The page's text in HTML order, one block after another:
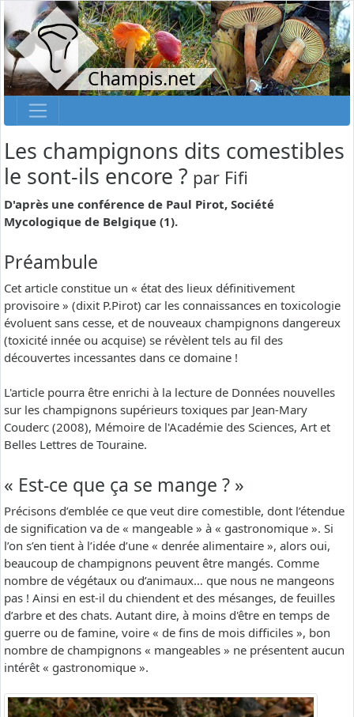
Champis.net
Les champignons dits comestibles
le sont-ils encore ? par Fifi
D'après une conférence de Paul Pirot, Société
Mycologique de Belgique (1).
Préambule
Cet article constitue un « état des lieux définitivement
provisoire » (dixit P.Pirot) car les connaissances en toxicologie
évoluent sans cesse, et de nouveaux champignons dangereux
(toxicité innée ou acquise) se révèlent tels au fil des
découvertes incessantes dans ce domaine !
L'article pourra être enrichi à la lecture de Données nouvelles
sur les champignons supérieurs toxiques par Jean-Mary
Couderc (2008), Mémoire de l'Académie des Sciences, Art et
Belles Lettres de Touraine.
« Est-ce que ça se mange ? »
Précisons d’emblée ce que veut dire comestible, dont l’étendue
de signification va de « mangeable » à « gastronomique ». Si
l’on s’en tient à l’idée d’une « denrée alimentaire », alors oui,
beaucoup de champignons peuvent être mangés. Comme
nombre de végétaux ou d’animaux… que nous ne mangeons
pas ! Ainsi en est-il du chiendent et des mésanges, de feuilles
d’arbre et des chats. Autant dire, à moins d'être en temps de
guerre ou de famine, voire « de fins de mois difficiles », bon
nombre de champignons « mangeables » ne présentent aucun
intérêt « gastronomique ».